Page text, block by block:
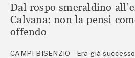
Dal rospo smeraldino
Calvana: non la pensi
offendo
CAMPI BISENZIO – Era già